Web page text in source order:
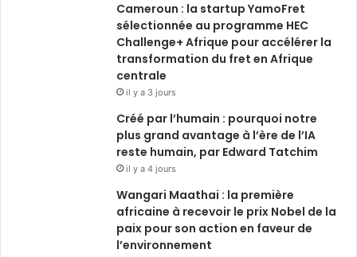
Cameroun : la startup YamoFret
sélectionnée au programme HEC
Challenge+ Afrique pour accélérer la
transformation du fret en Afrique
centrale
il y a 3 jours
Créé par l’humain : pourquoi notre
plus grand avantage à l’ère de l’IA
reste humain, par Edward Tatchim
il y a 4 jours
Wangari Maathai : la première
africaine à recevoir le prix Nobel de la
paix pour son action en faveur de
l’environnement